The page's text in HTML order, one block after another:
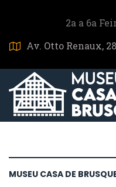
2a a 6a
Av. Otto Renaux,
MUSEU CASA DE